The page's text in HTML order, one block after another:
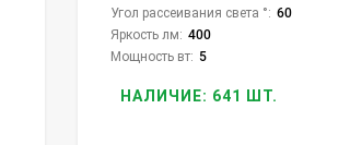
Угол рассеивания света °: 60
Яркость лм: 400
Мощность вт: 5
НАЛИЧИЕ: 641 ШТ.